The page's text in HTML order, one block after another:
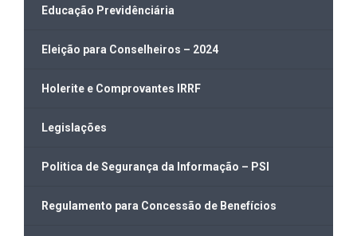
Educação Previdênciária
Eleição para Conselheiros – 2024
Holerite e Comprovantes IRRF
Legislações
Politica de Segurança da Informação – PSI
Regulamento para Concessão de Benefícios